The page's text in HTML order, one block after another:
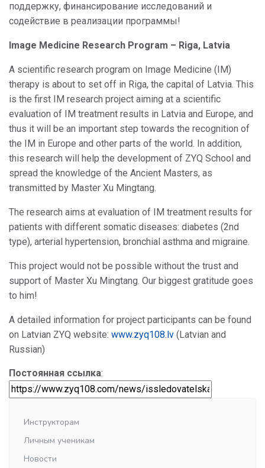
поддержку, финансирование исследований и
содействие в реализации программы!
Image Medicine Research Program – Riga, Latvia
A scientific research program on Image Medicine (IM)
therapy is about to set off in Riga, the capital of Latvia. This
is the first IM research project aiming at a scientific
evaluation of IM treatment results in Latvia and Europe, and
thus it will be an important step towards the recognition of
the IM in Europe and other parts of the world. In addition,
this research will help the development of ZYQ School and
spread the knowledge of the Ancient Masters, as
transmitted by Master Xu Mingtang.
The research aims at evaluation of IM treatment results for
patients with different somatic diseases: diabetes (2nd
type), arterial hypertension, bronchial asthma and migraine.
This project would not be possible without the trust and
support of Master Xu Mingtang. Our biggest gratitude goes
to him!
A detailed information for project participants can be found
on Latvian ZYQ website: www.zyq108.lv (Latvian and
Russian)
Постоянная ссылка:
Инструкторам
Личным ученикам
Новости